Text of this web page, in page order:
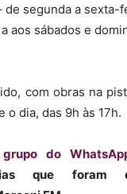
de segunda a sexta-
aos sábados e
com obras na
o dia, das 9h às 17h.
grupo do
que foram